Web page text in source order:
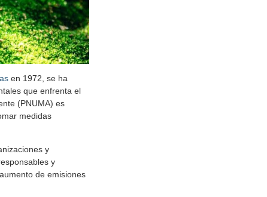
en 1972, se ha
que enfrenta el
(PNUMA) es
medidas
y
y
de emisiones